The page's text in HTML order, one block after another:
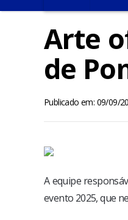
Arte
de
Publicado em: 09/09/
A equipe
evento 2025, que